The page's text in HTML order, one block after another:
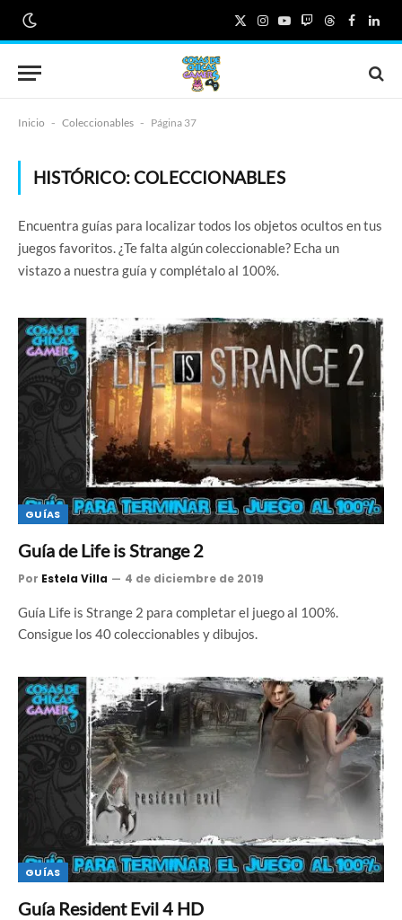
X
(Twitter)
Instagram
YouTube
TwitchThreads
Inicio - Coleccionables - Página 37
HISTÓRICO:COLECCIONABLES
Encuentra guías para localizar todos los objetos ocultos en tus
juegos favoritos. ¿Te falta algún coleccionable? Echa un
vistazo a nuestra guía y complétalo al 100%.
GUÍAS
Guía de Life is Strange 2
Por Estela Villa 4 de diciembre de 2019
Guía Life is Strange 2 para completar el juego al 100%.
Consigue los 40 coleccionables y dibujos.
GUÍAS
Guía Resident Evil 4 HD